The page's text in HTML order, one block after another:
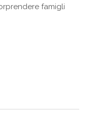
famigli